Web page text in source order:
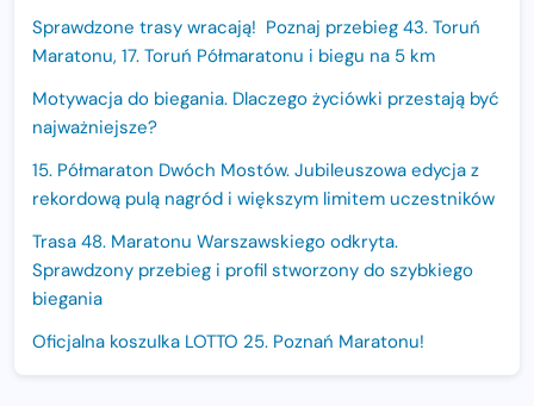
Sprawdzone trasy wracają! Poznaj przebieg 43. Toruń
Maratonu, 17. Toruń Półmaratonu i biegu na 5 km
Motywacja do biegania. Dlaczego życiówki przestają być
najważniejsze?
15. Półmaraton Dwóch Mostów. Jubileuszowa edycja z
rekordową pulą nagród i większym limitem uczestników
Trasa 48. Maratonu Warszawskiego odkryta.
Sprawdzony przebieg i profil stworzony do szybkiego
biegania
Oficjalna koszulka LOTTO 25. Poznań Maratonu!